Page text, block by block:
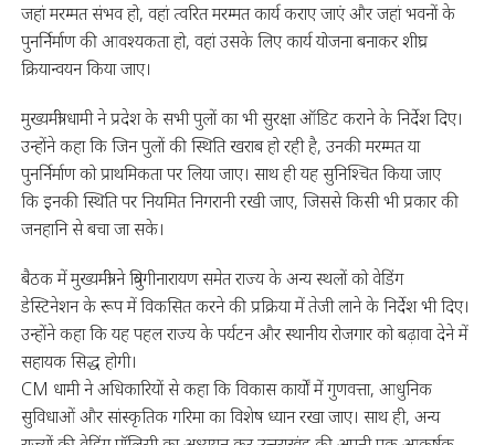
जहां मरम्मत संभव हो, वहां त्वरित मरम्मत कार्य कराए जाएं और जहां भवनों के
पुनर्निर्माण की आवश्यकता हो, वहां उसके लिए कार्य योजना बनाकर शीघ्र
क्रियान्वयन किया जाए।
मुख्यमंत्री धामी ने प्रदेश के सभी पुलों का भी सुरक्षा ऑडिट कराने के निर्देश दिए।
उन्होंने कहा कि जिन पुलों की स्थिति खराब हो रही है, उनकी मरम्मत या
पुनर्निर्माण को प्राथमिकता पर लिया जाए। साथ ही यह सुनिश्चित किया जाए
कि इनकी स्थिति पर नियमित निगरानी रखी जाए, जिससे किसी भी प्रकार की
जनहानि से बचा जा सके।
बैठक में मुख्यमंत्री ने त्रियुगीनारायण समेत राज्य के अन्य स्थलों को वेडिंग
डेस्टिनेशन के रूप में विकसित करने की प्रक्रिया में तेजी लाने के निर्देश भी दिए।
उन्होंने कहा कि यह पहल राज्य के पर्यटन और स्थानीय रोजगार को बढ़ावा देने में
सहायक सिद्ध होगी।
CM धामी ने अधिकारियों से कहा कि विकास कार्यों में गुणवत्ता, आधुनिक
सुविधाओं और सांस्कृतिक गरिमा का विशेष ध्यान रखा जाए। साथ ही, अन्य